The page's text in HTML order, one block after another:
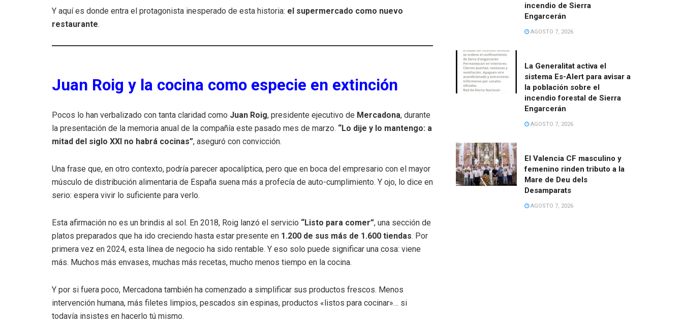
Y aquí es donde entra el protagonista inesperado de esta historia: el supermercado como nuevo
restaurante.
Juan Roig y la cocina como especie en extinción
Pocos lo han verbalizado con tanta claridad como Juan Roig, presidente ejecutivo de Mercadona, durante
la presentación de la memoria anual de la compañía este pasado mes de marzo. “Lo dije y lo mantengo: a
mitad del siglo XXI no habrá cocinas”, aseguró con convicción.
Una frase que, en otro contexto, podría parecer apocalíptica, pero que en boca del empresario con el mayor
músculo de distribución alimentaria de España suena más a profecía de auto-cumplimiento. Y ojo, lo dice en
serio: espera vivir lo suficiente para verlo.
Esta afirmación no es un brindis al sol. En 2018, Roig lanzó el servicio “Listo para comer”, una sección de
platos preparados que ha ido creciendo hasta estar presente en 1.200 de sus más de 1.600 tiendas. Por
primera vez en 2024, esta línea de negocio ha sido rentable. Y eso solo puede significar una cosa: viene
más. Muchos más envases, muchas más recetas, mucho menos tiempo en la cocina.
Y por si fuera poco, Mercadona también ha comenzado a simplificar sus productos frescos. Menos
intervención humana, más filetes limpios, pescados sin espinas, productos «listos para cocinar»… si
todavía insistes en hacerlo tú mismo.
incendio de Sierra
Engarcerán
AGOSTO 7, 2026
La Generalitat activa el
sistema Es-Alert para avisar a
la población sobre el
incendio forestal de Sierra
Engarcerán
AGOSTO 7, 2026
El Valencia CF masculino y
femenino rinden tributo a la
Mare de Deu dels
Desamparats
AGOSTO 7, 2026